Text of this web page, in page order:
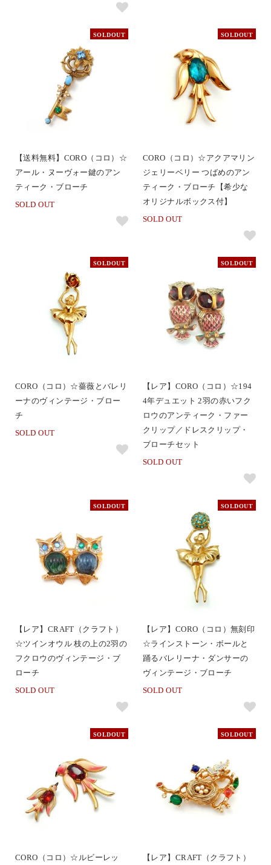
SOLDOUT
【送料無料】CORO（コロ）☆
アール・ヌーヴォー鍵のアン
ティーク・ブローチ
SOLD OUT
SOLDOUT
CORO（コロ）☆アクアマリン
ジェリーベリー つばめのアン
ティーク・ブローチ【希少な
オリジナルボックス付】
SOLD OUT
SOLDOUT
CORO（コロ）☆薔薇とバレリ
ーナのヴィンテージ・ブロー
チ
SOLD OUT
SOLDOUT
【レア】CORO（コロ）☆194
4年デュエット 2羽の赤いフク
ロウのアンティーク・ファー
クリップ／ドレスクリップ・
ブローチセット
SOLD OUT
SOLDOUT
【レア】CRAFT（クラフト）
☆ツインオウル 枝の上の2羽の
フクロウのヴィンテージ・ブ
ローチ
SOLD OUT
SOLDOUT
【レア】CORO（コロ）無刻印
☆ラインストーン・ボールと
踊るバレリーナ・ダンサーの
ヴィンテージ・ブローチ
SOLD OUT
SOLDOUT
CORO（コロ）☆ルビーレッ
SOLDOUT
【レア】CRAFT（クラフト）